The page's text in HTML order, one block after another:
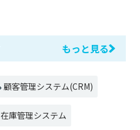
もっと見る
顧客管理システム(CRM)
在庫管理システム